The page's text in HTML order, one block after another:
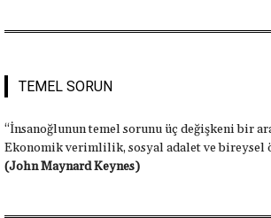
TEMEL SORUN
“İnsanoğlunun temel sorunu üç değişkeni bir
Ekonomik verimlilik, sosyal adalet ve bireysel
(John Maynard Keynes)